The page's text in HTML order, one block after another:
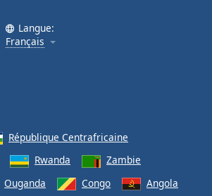
Langue:
Français
République Centrafricaine
Rwanda
Zambie
Ouganda Congo Angola